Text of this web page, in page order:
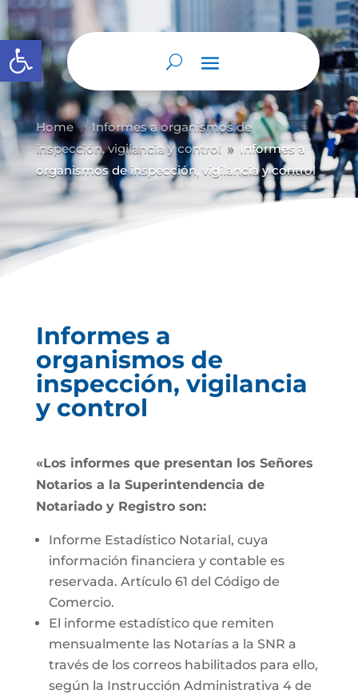
Abrir barra de herramientas
Home 9 Informes a organismos de
inspección, vigilancia y control 9
Informes a
organismos de inspección, vigilancia y control
Informes a
organismos de
inspección, vigilancia
y control
«Los informes que presentan los Señores
Notarios a la Superintendencia de
Notariado y Registro son:
Informe Estadístico Notarial, cuya
información financiera y contable es
reservada. Artículo 61 del Código de
Comercio.
El informe estadístico que remiten
mensualmente las Notarías a la SNR a
través de los correos habilitados para ello,
según la Instrucción Administrativa 4 de